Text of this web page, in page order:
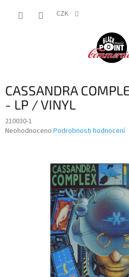
CZK
CASSANDRA
- LP / VINYL
210030-1
Průměrné
Neohodnoceno Podrobnosti hodnocení